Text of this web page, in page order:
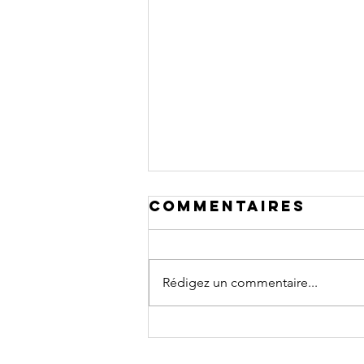
Activité adulte
Commentaires
Rédigez un commentaire...